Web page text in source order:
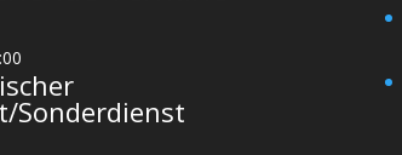
Sonderdienst